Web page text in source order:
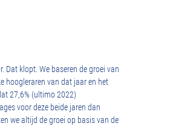
Dat klopt. We baseren de groei van
hoogleraren van dat jaar en het
27,6% (ultimo 2022)
voor deze beide jaren dan
we altijd de groei op basis van de